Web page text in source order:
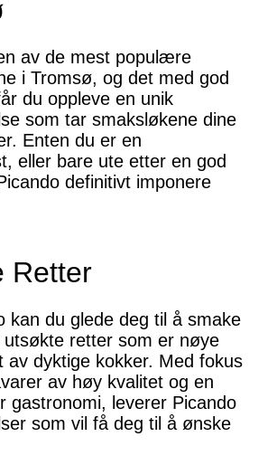
av de mest populære
i Tromsø, og det med god
du oppleve en unik
som tar smaksløkene dine
Enten du er en
eller bare ute etter en god
definitivt imponere
Retter
kan du glede deg til å smake
utsøkte retter som er nøye
av dyktige kokker. Med fokus
av høy kvalitet og en
gastronomi, leverer Picando
som vil få deg til å ønske